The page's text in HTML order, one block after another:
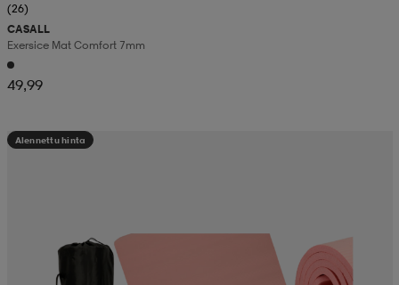
(26)
CASALL
Exersice Mat Comfort 7mm
49,99
Alennettu hinta